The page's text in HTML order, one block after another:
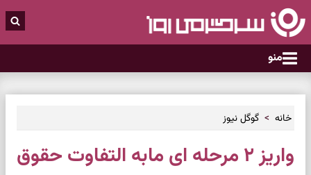
منو
خانه گوگل نیوز
واریز ۲ مرحله ای مابه التفاوت حقوق